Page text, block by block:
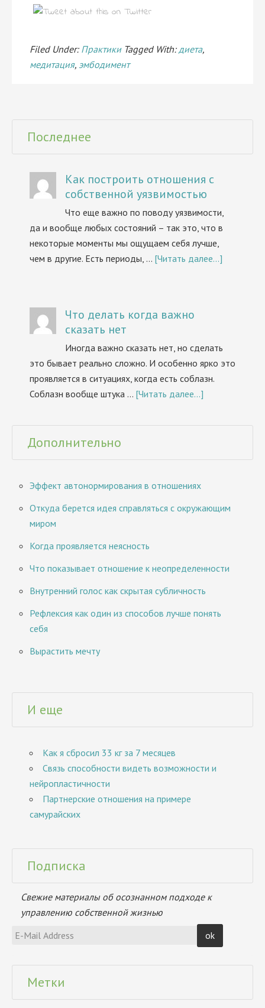
Filed Under: Практики Tagged With:диета,
медитация, эмбодимент
Последнее
Как построить отношения с
собственной уязвимостью
Что еще важно по поводу уязвимости,
да и вообще любых состояний – так это, что в
некоторые моменты мы ощущаем себя лучше,
чем в другие. Есть периоды, … [Читать далее...]
Что делать когда важно
сказать нет
Иногда важно сказать нет, но сделать
это бывает реально сложно. И особенно ярко это
проявляется в ситуациях, когда есть соблазн.
Соблазн вообще штука … [Читать далее...]
Дополнительно
Эффект автонормирования в отношениях
Откуда берется идея справляться с окружающим
миром
Когда проявляется неясность
Что показывает отношение к неопределенности
Внутренний голос как скрытая субличность
Рефлексия как один из способов лучше понять
себя
Вырастить мечту
И еще
Как я сбросил 33 кг за 7 месяцев
Связь способности видеть возможности и
нейропластичности
Партнерские отношения на примере
самурайских
Подписка
Свежие материалы об осознанном подходе к
управлению собственной жизнью
Метки